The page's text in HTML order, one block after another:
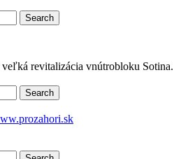
revitalizácia vnútrobloku Sotina.